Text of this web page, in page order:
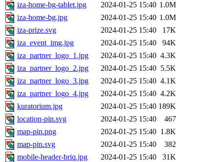
iza-home-bg-tablet.jpg
2024-01-25 15:40 1.0M
iza-home-bg.jpg
2024-01-25 15:40 1.0M
iza-prize.svg
2024-01-25 15:40
17K
iza_event_img.jpg
2024-01-25 15:40
94K
iza_partner_logo_1.jpg
2024-01-25 15:40 4.3K
iza_partner_logo_2.jpg
2024-01-25 15:40 5.5K
iza_partner_logo_3.jpg
2024-01-25 15:40 4.1K
iza_partner_logo_4.jpg
2024-01-25 15:40 4.2K
kuratorium.jpg
2024-01-25 15:40 189K
location-pin.svg
2024-01-25 15:40
467
map-pin.png
2024-01-25 15:40 1.8K
map-pin.svg
2024-01-25 15:40
382
mobile-header-briq.jpg
2024-01-25 15:40
31K